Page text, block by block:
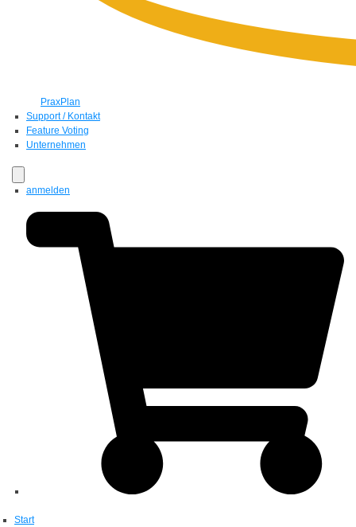
PraxPlan
Support / Kontakt
Feature Voting
Unternehmen
anmelden
Start